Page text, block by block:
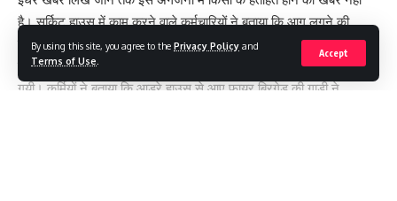
By using this site, you agree to the Privacy Policy and
Terms of Use
Accept
है। सर्किट हाउस में काम करने वाले कर्मचारियों ने बताया कि आग लगने की
जानकारी पदाधिकारियों को दी गयी, इसके बाद यहां लगे फायर सेफ्टी गैस की मदद
से आग बुझाने की कोशिश की गयी, वहीं फायर ब्रिगेड को इसकी जानकारी दी
गयी। कर्मियों ने बताया कि आड्रे हाउस से आए फायर ब्रिगेड की गाड़ी ने